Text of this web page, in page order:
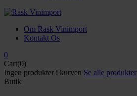
Om Rask Vinimport
Kontakt Os
0
Cart(0)
Ingen produkter i kurven Se alle produkter
Butik